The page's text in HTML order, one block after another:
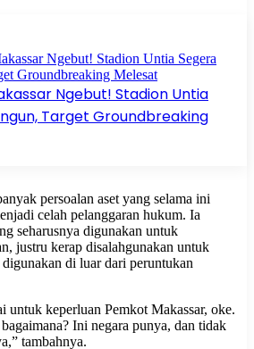
Ngebut! Stadion Untia
Target Groundbreaking
persoalan aset yang selama ini
celah pelanggaran hukum. Ia
seharusnya digunakan untuk
justru kerap disalahgunakan untuk
di luar dari peruntukan
untuk keperluan Pemkot Makassar, oke.
Ini negara punya, dan tidak
tambahnya.